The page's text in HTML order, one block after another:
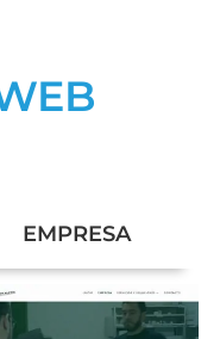
EMPRESA